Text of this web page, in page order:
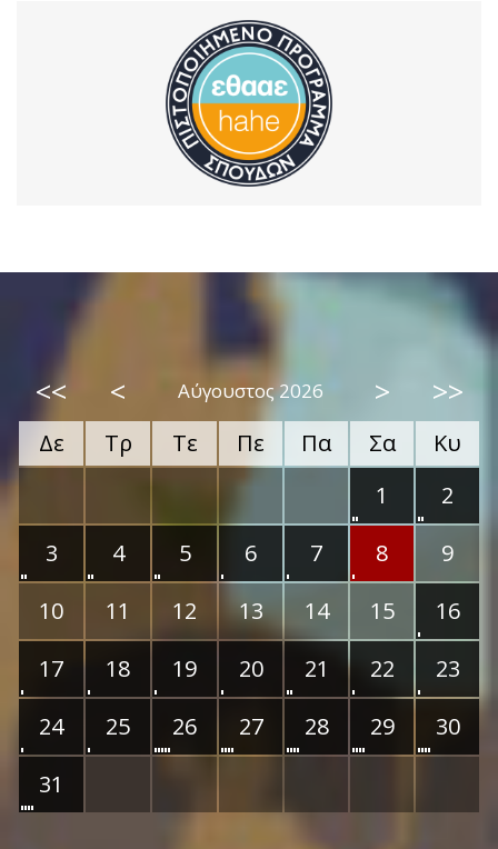
<< < Αύγουστος 2026 > >>
Δε Τρ Τε Πε Πα Σα
Κυ
1
2
3
4 5 6 7 8
9
10
11 12 13 14 15
16
17
18 19 20 21 22
23
24
25 26 27 28 29
30
31